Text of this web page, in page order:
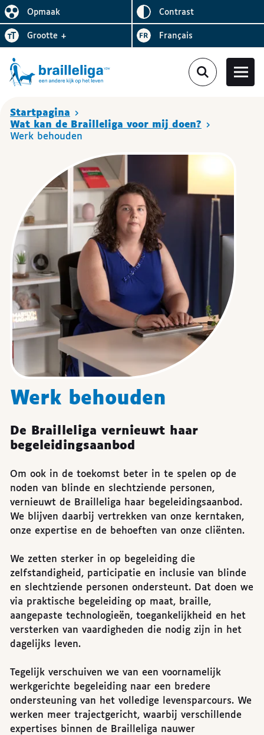
Opmaak
De lay-out vereenvoudigen
Omgekeerd
contrast
Letter
grootte vergroten
+ Visiter le site en
Français
Je bent hier
Startpagina
Wat kan de Brailleliga voor mij doen?
Werk behouden
Werk behouden
De Brailleliga vernieuwt haar
begeleidingsaanbod
Om ook in de toekomst beter in te spelen op de
noden van blinde en slechtziende personen,
vernieuwt de Brailleliga haar begeleidingsaanbod.
We blijven daarbij vertrekken van onze kerntaken,
onze expertise en de behoeften van onze cliënten.
We zetten sterker in op begeleiding die
zelfstandigheid, participatie en inclusie van blinde
en slechtziende personen ondersteunt. Dat doen we
via praktische begeleiding op maat, braille,
aangepaste technologieën, toegankelijkheid en het
versterken van vaardigheden die nodig zijn in het
dagelijks leven.
Tegelijk verschuiven we van een voornamelijk
werkgerichte begeleiding naar een bredere
ondersteuning van het volledige levensparcours. We
werken meer trajectgericht, waarbij verschillende
expertises binnen de Brailleliga nauwer